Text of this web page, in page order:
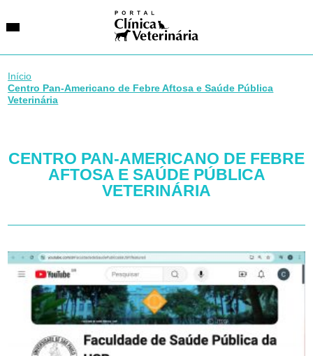
Especialidades
Início
Centro Pan-Americano de Febre Aftosa e Saúde Pública
Veterinária
CENTRO PAN-AMERICANO DE FEBRE
AFTOSA E SAÚDE PÚBLICA
VETERINÁRIA